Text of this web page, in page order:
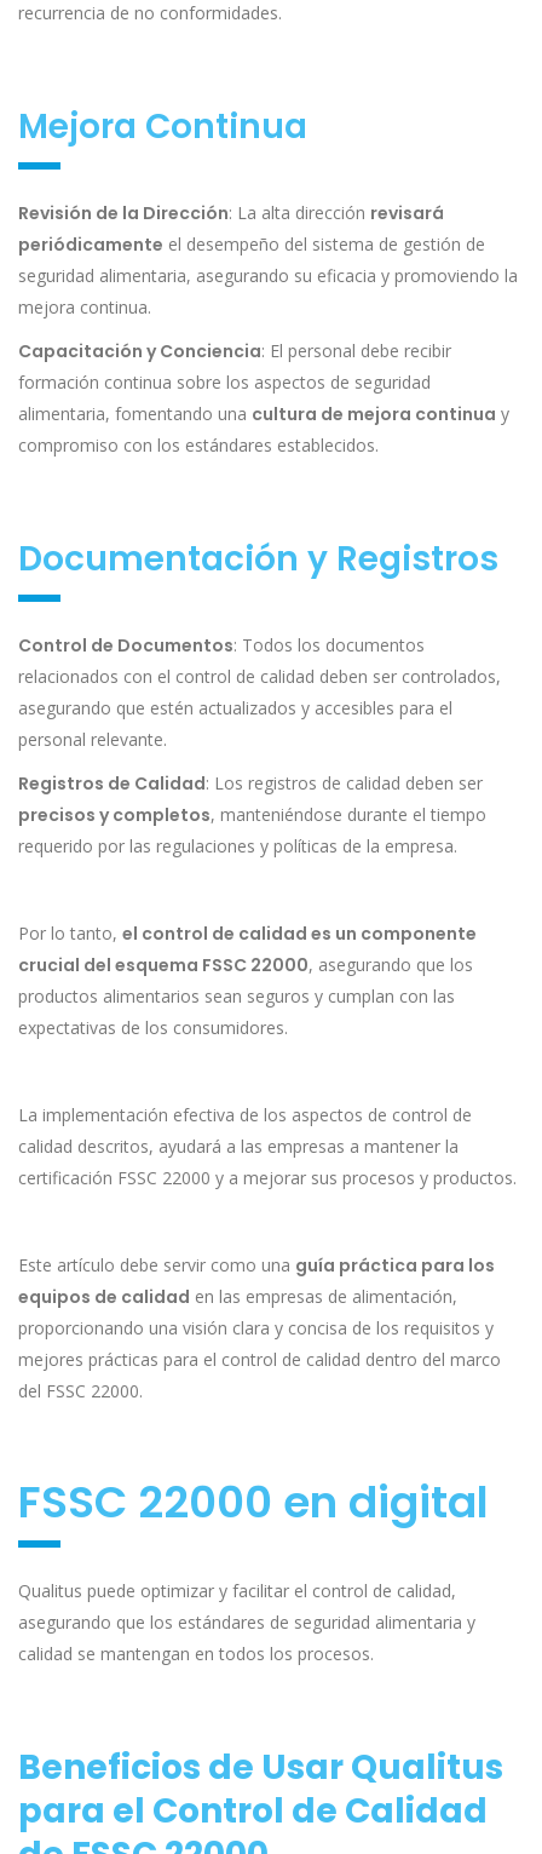
recurrencia de no conformidades.
Mejora Continua
Revisión de la Dirección: La alta dirección revisará
periódicamente el desempeño del sistema de gestión de
seguridad alimentaria, asegurando su eficacia y promoviendo la
mejora continua.
Capacitación y Conciencia: El personal debe recibir
formación continua sobre los aspectos de seguridad
alimentaria, fomentando una cultura de mejora continua y
compromiso con los estándares establecidos.
Documentación y Registros
Control de Documentos: Todos los documentos
relacionados con el control de calidad deben ser controlados,
asegurando que estén actualizados y accesibles para el
personal relevante.
Registros de Calidad: Los registros de calidad deben ser
precisos y completos, manteniéndose durante el tiempo
requerido por las regulaciones y políticas de la empresa.
Por lo tanto, el control de calidad es un componente
crucial del esquema FSSC 22000, asegurando que los
productos alimentarios sean seguros y cumplan con las
expectativas de los consumidores.
La implementación efectiva de los aspectos de control de
calidad descritos, ayudará a las empresas a mantener la
certificación FSSC 22000 y a mejorar sus procesos y productos.
Este artículo debe servir como una guía práctica para los
equipos de calidad en las empresas de alimentación,
proporcionando una visión clara y concisa de los requisitos y
mejores prácticas para el control de calidad dentro del marco
del FSSC 22000.
FSSC 22000 en digital
Qualitus puede optimizar y facilitar el control de calidad,
asegurando que los estándares de seguridad alimentaria y
calidad se mantengan en todos los procesos.
Beneficios de Usar Qualitus
para el Control de Calidad